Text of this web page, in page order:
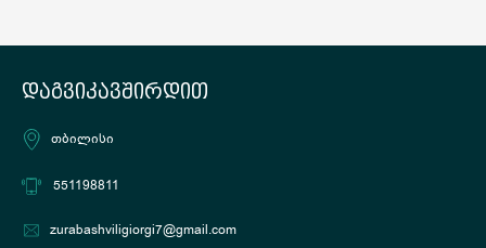
დაგვიკავშირდით
თბილისი
551198811
zurabashviligiorgi7@gmail.com